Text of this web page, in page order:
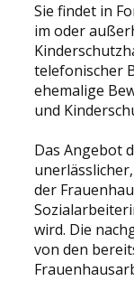
Sie findet in
im oder
telefonischer
ehemalige
und
Das Angebot
der
wird. Die
von den